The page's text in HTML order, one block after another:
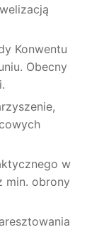
Konwentu
Obecny
w
min. obrony